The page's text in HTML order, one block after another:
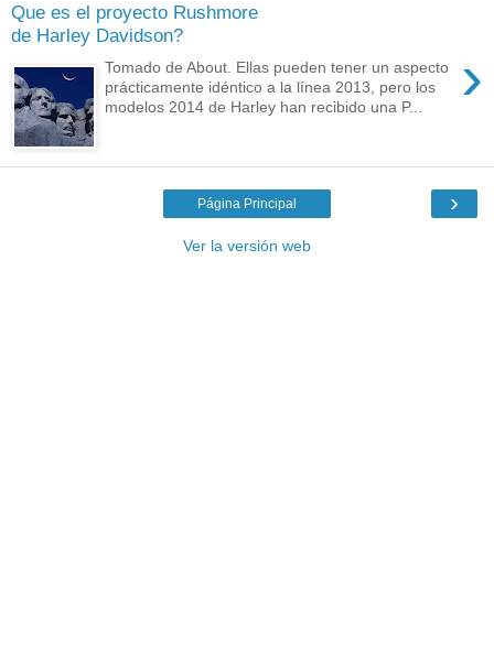
Que es el proyecto Rushmore
de Harley Davidson?
›
Tomado de About. Ellas pueden tener un aspecto
prácticamente idéntico a la línea 2013, pero los
modelos 2014 de Harley han recibido una P...
›
Página Principal
Ver la versión web